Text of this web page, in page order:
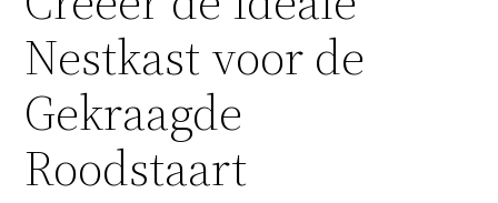
Nestkast voor de
Gekraagde
Roodstaart